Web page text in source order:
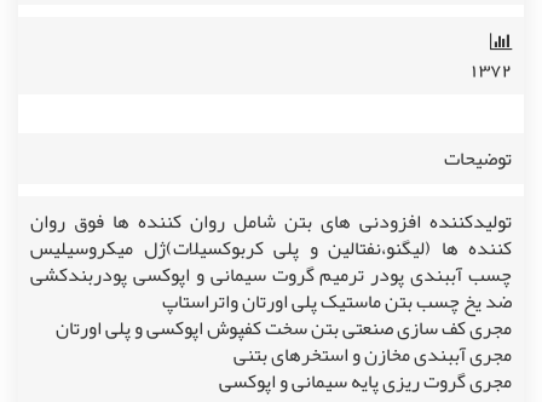
۱۳۷۲
توضیحات
تولیدکننده افزودنی های بتن شامل روان کننده ها فوق روان
کننده ها (لیگنو،نفتالین و پلی کربوکسیلات)ژل میکروسیلیس
چسب آببندی پودر ترمیم گروت سیمانی و اپوکسی پودربندکشی
ضد یخ چسب بتن ماستیک پلی اورتان واتراستاپ
مجری کف سازی صنعتی بتن سخت کفپوش اپوکسی و پلی اورتان
مجری آببندی مخازن و استخرهای بتنی
مجری گروت ریزی پایه سیمانی و اپوکسی